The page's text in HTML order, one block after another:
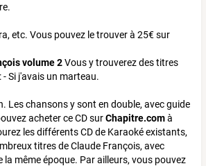
etc. Vous pouvez le trouver à 25€ sur
volume 2Vous y trouverez des titres
Si j'avais un marteau.
Les chansons y sont en double, avec guide
acheter ce CD surChapitre.comà
les différents CD de Karaoké existants,
titres de Claude François, avec
même époque. Par ailleurs, vous pouvez